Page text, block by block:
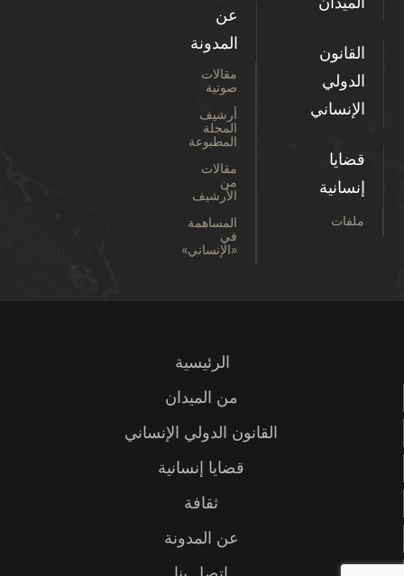
القانون
الدولي
الإنساني
قضايا
إنسانية
ملفات
عن
المدونة
مقالات
صوتية
أرشيف
المجلة
المطبوعة
مقالات
من
الأرشيف
المساهمة
في
«الإنساني»
الرئيسية
من الميدان
القانون الدولي الإنساني
قضايا إنسانية
ثقافة
عن المدونة